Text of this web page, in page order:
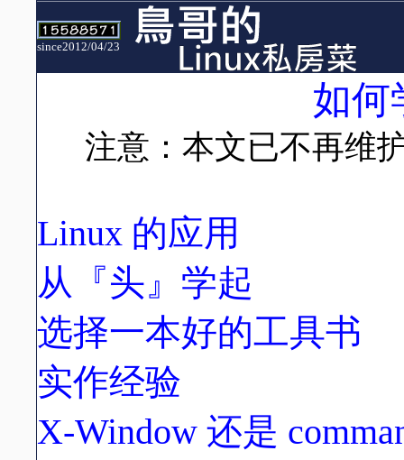
since2012/04/23
如
注意：本文已不再维
Linux 的应用
从『头』学起
选择一本好的工具书
实作经验
X-Window 还是